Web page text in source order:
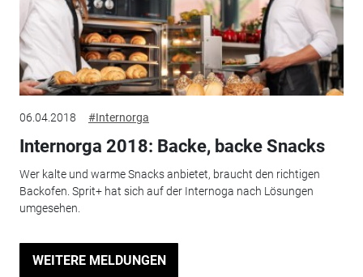
06.04.2018 #Internorga
Internorga 2018: Backe, backe Snacks
Wer kalte und warme Snacks anbietet, braucht den richtigen
Backofen. Sprit+ hat sich auf der Internoga nach Lösungen
umgesehen.
WEITERE MELDUNGEN